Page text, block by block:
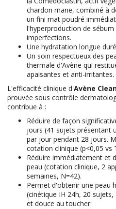
chardon marie, combiné à
un fini mat poudré
l'hyperproduction de
imperfections.
Une hydratation longue
Un soin respectueux des
thermale d'Avène qui
apaisantes et anti-irritantes.
L'efficacité clinique d'Avène
prouvée sous contrôle
contribue à :
Réduire de façon
jours (41 sujets présentant
par jour pendant 28 jours.
cotation clinique (p<0,05 vs
Réduire immédiatement et
peau (cotation clinique, 2
semaines, N=42).
Permet d'obtenir une peau
(cinétique IH 24h, 20
et douce au toucher.